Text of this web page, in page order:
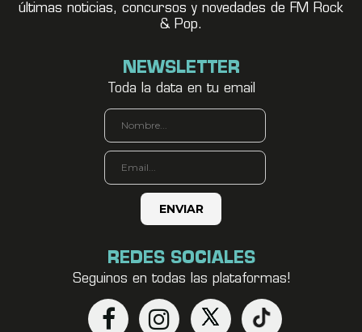
últimas noticias, concursos y novedades de FM Rock
& Pop.
NEWSLETTER
Toda la data en tu email
REDES SOCIALES
Seguinos en todas las plataformas!